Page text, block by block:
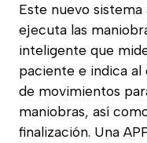
Este nuevo
ejecuta las
inteligente que
paciente e indica al
de movimientos
maniobras, así
finalización. Una